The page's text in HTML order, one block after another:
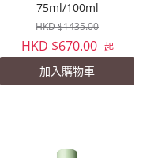
75ml/100ml
HKD $1435.00
HKD $670.00 起
加入購物車